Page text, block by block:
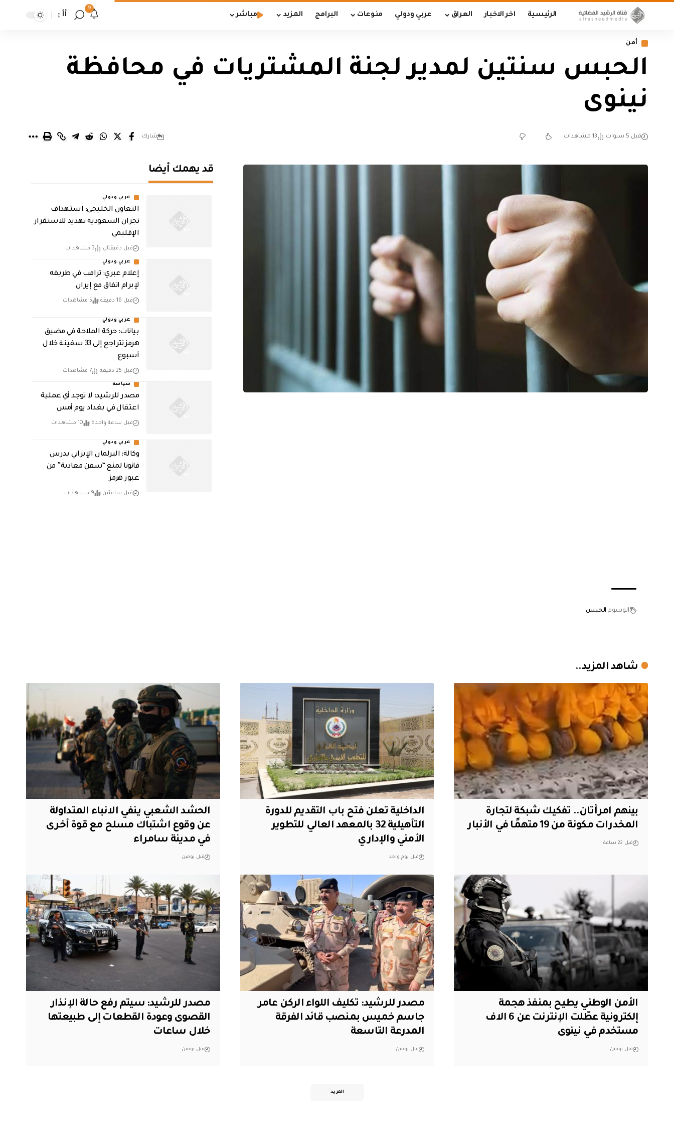
الرئيسية اخر الاخبار العراق عربي ودولي منوعات البرامج المزيد مباشر
9
أأ
أمن
الحبس سنتين لمدير لجنة المشتريات في محافظة
نينوى
قبل 5 سنوات 13 مشاهدات شارك
الوسوم الحبس
قد يهمك أيضا
عربي ودولي
التعاون الخليجي: استهداف
نجران السعودية تهديد للاستقرار
الإقليمي
قبل دقيقتان 3 مشاهدات
عربي ودولي
إعلام عبري: ترامب في طريقه
لإبرام اتفاق مع إيران
قبل 16 دقيقة 5 مشاهدات
عربي ودولي
بيانات: حركة الملاحة في مضيق
هرمز تتراجع إلى 33 سفينة خلال
أسبوع
قبل 25 دقيقة 7 مشاهدات
سياسة
مصدر للرشيد: لا توجد أي عملية
اعتقال في بغداد يوم أمس
قبل ساعة واحدة 10 مشاهدات
عربي ودولي
وكالة: البرلمان الإيراني يدرس
قانونا لمنع “سفن معادية” من
عبور هرمز
قبل ساعتين 9 مشاهدات
شاهد المزيد..
بينهم امرأتان.. تفكيك شبكة لتجارة
المخدرات مكونة من 19 متهمًا في الأنبار
قبل 22 ساعة
الداخلية تعلن فتح باب التقديم للدورة
التأهيلية 32 بالمعهد العالي للتطوير
الأمني والإداري
قبل يوم واحد
الحشد الشعبي ينفي الانباء المتداولة
عن وقوع اشتباك مسلح مع قوة أخرى
في مدينة سامراء
قبل يومين
الأمن الوطني يطيح بمنفذ هجمة
إلكترونية عطّلت الإنترنت عن 6 الاف
مستخدم في نينوى
قبل يومين
مصدر للرشيد: تكليف اللواء الركن عامر
جاسم خميس بمنصب قائد الفرقة
المدرعة التاسعة
قبل يومين
مصدر للرشيد: سيتم رفع حالة الإنذار
القصوى وعودة القطعات إلى طبيعتها
خلال ساعات
قبل يومين
المزيد